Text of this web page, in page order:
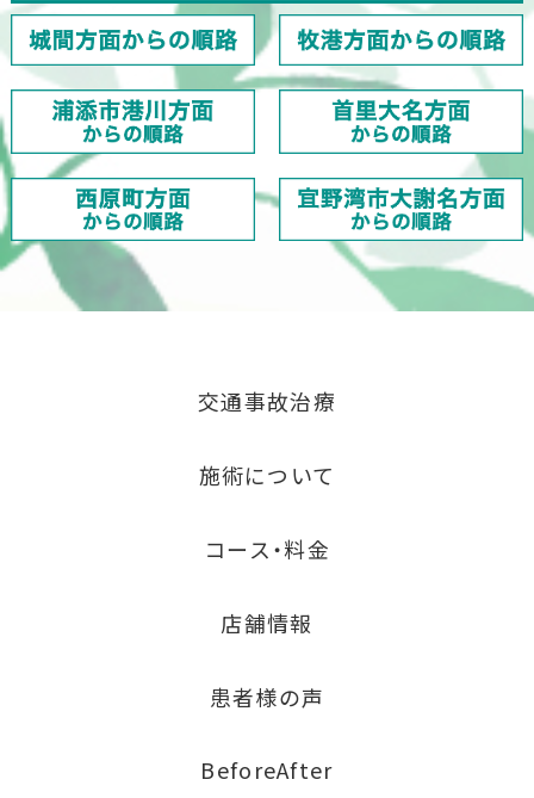
交通事故治療
施術について
コース・料金
店舗情報
患者様の声
BeforeAfter